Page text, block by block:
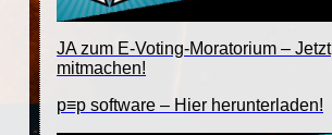
JA zum E-Voting-Moratorium – Jetzt
mitmachen!
p≡p software – Hier herunterladen!